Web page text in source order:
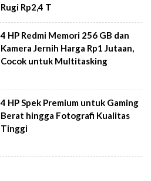
Rugi Rp2,4 T
4 HP Redmi Memori 256 GB dan
Kamera Jernih Harga Rp1 Jutaan,
Cocok untuk Multitasking
4 HP Spek Premium untuk Gaming
Berat hingga Fotografi Kualitas
Tinggi